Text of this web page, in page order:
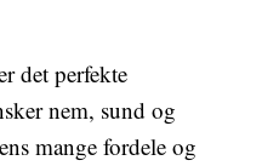
det perfekte
nem, sund og
mange fordele og